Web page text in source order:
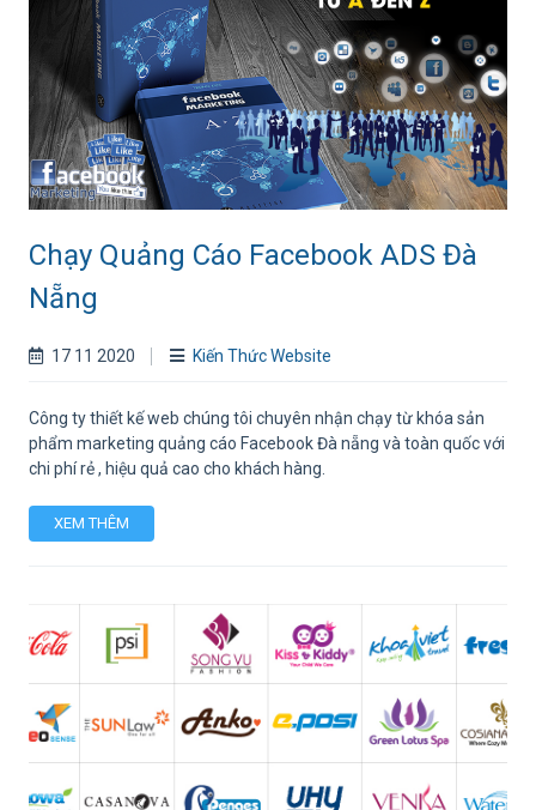
Chạy Quảng Cáo Facebook ADS Đà
Nẵng
17 11 2020 Kiến Thức Website
Công ty thiết kế web chúng tôi chuyên nhận chạy từ khóa sản
phẩm marketing quảng cáo Facebook Đà nẵng và toàn quốc với
chi phí rẻ , hiệu quả cao cho khách hàng.
XEM THÊM